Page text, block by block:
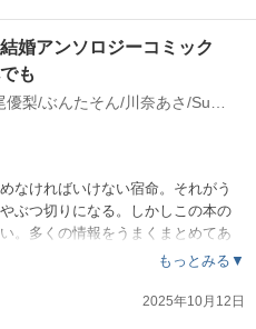
婚アンソロジーコミック
も
辺野夏子/猫虎狼/瀬尾優梨/ぶんたそん/川奈あさ/Sumi/まどろみ太郎/中村くらら/亜篠あさき
なければいけない宿命。それがう
ぶつ切りになる。しかしこの本の
。多くの情報をうまくまとめてあ
上手い。多少説明的であっても、
もっとみる▼
2025年10月12日